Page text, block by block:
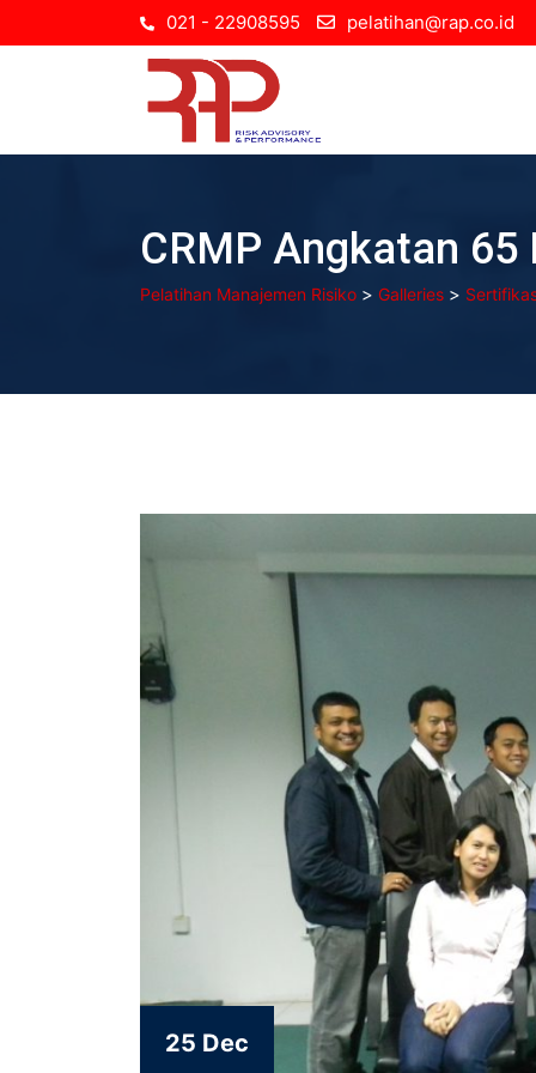
to
021 - 22908595 pelatihan@rap.co.id
CRMP Angkatan
Pelatihan Manajemen Risiko > Galleries >
25 Dec